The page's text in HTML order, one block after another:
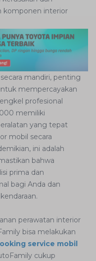
komponen interior
mandiri, penting
mempercayakan
profesional
memiliki
yang tepat
mobil secara
ini adalah
bahwa
prima dan
bagi Anda dan
perawatan interior
bisa melakukan
service mobil
cukup